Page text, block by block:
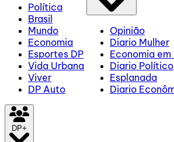
Política
Brasil
Mundo
Economia
Esportes DP
Vida Urbana
Viver
DP Auto
Opinião
Diario Mulher
Economia em
Diario Político
Esplanada
Diario
DP+